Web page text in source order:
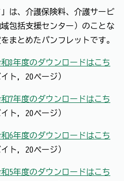
は、介護保険料、介護サービ
包括支援センター）のことな
まとめたパンフレットです。
8年度のダウンロードはこち
イト, 20ページ）
7年度のダウンロードはこち
イト, 20ページ）
6年度のダウンロードはこち
イト, 20ページ）
5年度のダウンロードはこち